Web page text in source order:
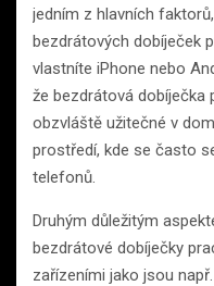
jedním z hlavních
bezdrátových dobíječek
vlastníte iPhone nebo
že bezdrátová dobíječka
obzvláště užitečné v
prostředí, kde se často
telefonů.
Druhým důležitým
bezdrátové dobíječky
zařízeními jako jsou